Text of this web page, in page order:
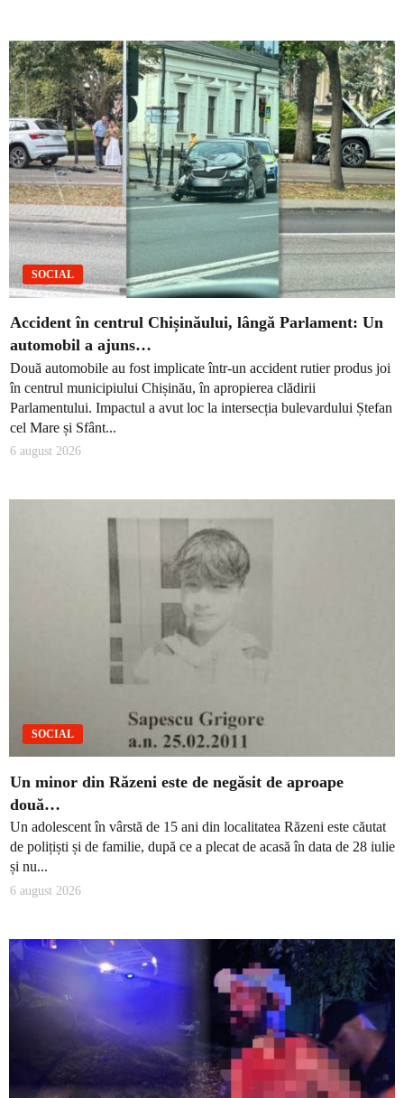
SOCIAL
Accident în centrul Chișinăului, lângă Parlament: Un
automobil a ajuns…
Două automobile au fost implicate într-un accident rutier produs joi
în centrul municipiului Chișinău, în apropierea clădirii
Parlamentului. Impactul a avut loc la intersecția bulevardului Ștefan
cel Mare și Sfânt...
6 august 2026
SOCIAL
Un minor din Răzeni este de negăsit de aproape
două…
Un adolescent în vârstă de 15 ani din localitatea Răzeni este căutat
de polițiști și de familie, după ce a plecat de acasă în data de 28 iulie
și nu...
6 august 2026